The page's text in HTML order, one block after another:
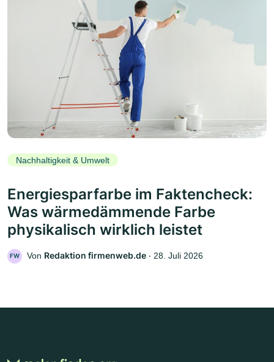
Nachhaltigkeit & Umwelt
Energiesparfarbe im Faktencheck:
Was wärmedämmende Farbe
physikalisch wirklich leistet
FW Von Redaktion firmenweb.de ‧ 28. Juli 2026